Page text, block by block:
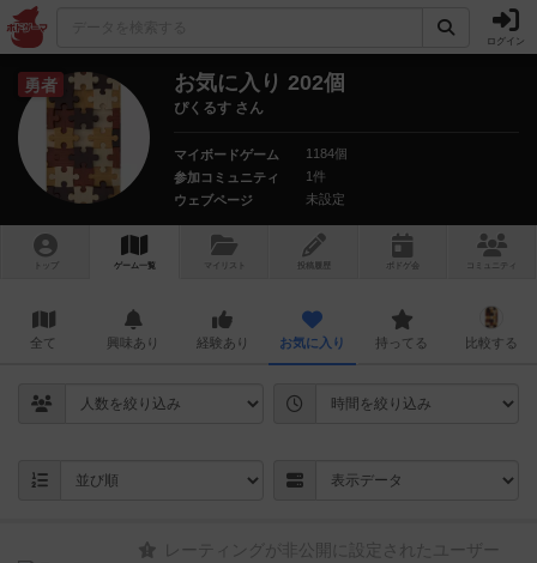
ログイン
勇者 お気に入り 202個
ぴくるす さん
マイボードゲーム
1184個
参加コミュニティ
1件
ウェブページ
未設定
トップ ゲーム一覧 マイリスト 投稿履歴 ボ ドゲ コミュニティ
全て 興味あり 経験あり お気に入り 持ってる 比較する
レーティングが非公開に設定されたユーザー